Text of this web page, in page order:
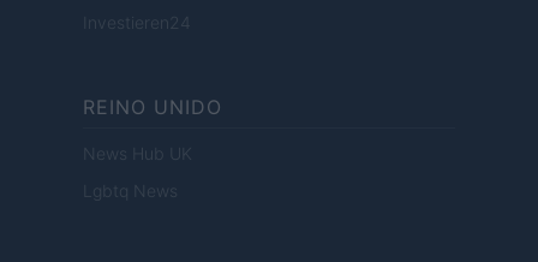
Investieren24
REINO UNIDO
News Hub UK
Lgbtq News